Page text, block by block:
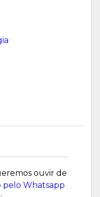
ouvir de
pelo Whatsapp